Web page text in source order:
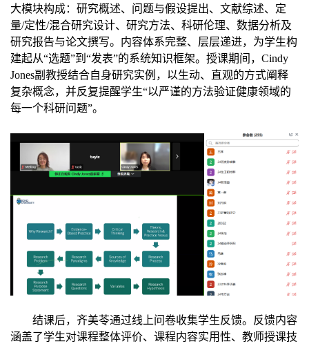
大模块构成：研究概述、问题与假设提出、文献综述、定
量/定性/混合研究设计、研究方法、科研伦理、数据分析及
研究报告与论文撰写。内容体系完整、层层递进，为学生构
建起从“选题”到“发表”的系统知识框架。授课期间， Cindy
Jones副教授结合自身研究实例，以生动、直观的方式阐释
复杂概念，并反复提醒学生“以严谨的方法验证健康领域的
每一个科研问题”。
结课后，齐美苓通过线上问卷收集学生反馈。反馈内容
涵盖了学生对课程整体评价、课程内容实用性、教师授课技